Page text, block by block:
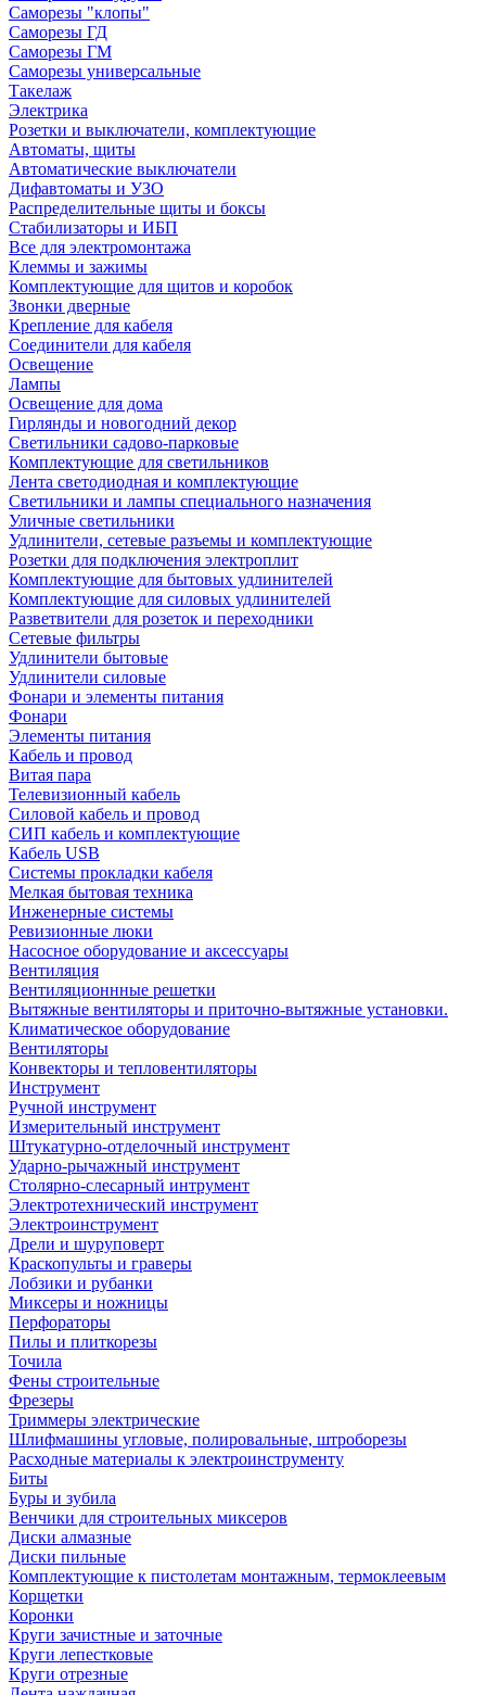
Саморезы "клопы"
Саморезы ГД
Саморезы ГМ
Саморезы универсальные
Такелаж
Электрика
Розетки и выключатели, комплектующие
Автоматы, щиты
Автоматические выключатели
Дифавтоматы и УЗО
Распределительные щиты и боксы
Стабилизаторы и ИБП
Все для электромонтажа
Клеммы и зажимы
Комплектующие для щитов и коробок
Звонки дверные
Крепление для кабеля
Соединители для кабеля
Освещение
Лампы
Освещение для дома
Гирлянды и новогодний декор
Светильники садово-парковые
Комплектующие для светильников
Лента светодиодная и комплектующие
Светильники и лампы специального назначения
Уличные светильники
Удлинители, сетевые разъемы и комплектующие
Розетки для подключения электроплит
Комплектующие для бытовых удлинителей
Комплектующие для силовых удлинителей
Разветвители для розеток и переходники
Сетевые фильтры
Удлинители бытовые
Удлинители силовые
Фонари и элементы питания
Фонари
Элементы питания
Кабель и провод
Витая пара
Телевизионный кабель
Силовой кабель и провод
СИП кабель и комплектующие
Кабель USB
Системы прокладки кабеля
Мелкая бытовая техника
Инженерные системы
Ревизионные люки
Насосное оборудование и аксессуары
Вентиляция
Вентиляционнные решетки
Вытяжные вентиляторы и приточно-вытяжные установки.
Климатическое оборудование
Вентиляторы
Конвекторы и тепловентиляторы
Инструмент
Ручной инструмент
Измерительный инструмент
Штукатурно-отделочный инструмент
Ударно-рычажный инструмент
Столярно-слесарный интрумент
Электротехнический инструмент
Электроинструмент
Дрели и шуруповерт
Краскопульты и граверы
Лобзики и рубанки
Миксеры и ножницы
Перфораторы
Пилы и плиткорезы
Точила
Фены строительные
Фрезеры
Триммеры электрические
Шлифмашины угловые, полировальные, штроборезы
Расходные материалы к электроинструменту
Биты
Буры и зубила
Венчики для строительных миксеров
Диски алмазные
Диски пильные
Комплектующие к пистолетам монтажным, термоклеевым
Корщетки
Коронки
Круги зачистные и заточные
Круги лепестковые
Круги отрезные